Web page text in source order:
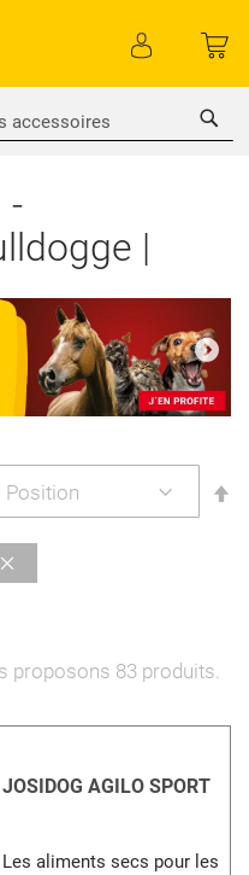
-
|
cet
proposons 83 produits.
JOSIDOG AGILO SPORT
Les aliments secs pour les